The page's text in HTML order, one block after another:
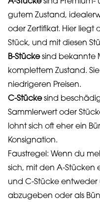
gutem Zustand,
oder Zertifikat. Hier liegt
Stück, und mit diesen
B-Stückesind bekannte
komplettem Zustand.
niedrigeren Preisen.
C-Stückesind
Sammlerwert oder
lohnt sich oft eher ein
Konsignation.
Faustregel: Wenn du
sich, mit den A-Stücken
und C-Stücke
abzugeben oder als